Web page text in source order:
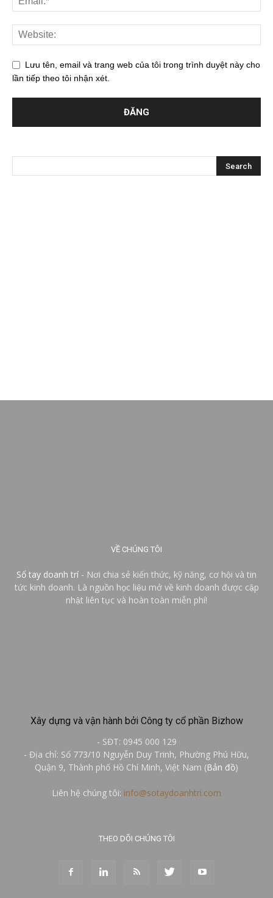
Lưu tên, email và trang web của tôi trong trình duyệt này cho
lần tiếp theo tôi nhận xét.
VỀ CHÚNG TÔI
Sổ tay doanh trí - Nơi chia sẻ kiến thức, kỹ năng, cơ hội và tin
tức kinh doanh. Là nguồn học liệu mở về kinh doanh được cập
nhật liên tục và hoàn toàn miễn phí!
Xây dựng và vận hành bởi Công ty cổ phần Bizhow
- SĐT: 0945 000 129
- Địa chỉ: Số 773/10 Nguyễn Duy Trinh, Phường Phú Hữu,
Quận 9, Thành phố Hồ Chí Minh, Việt Nam (Bản đồ)
Liên hệ chúng tôi: info@sotaydoanhtri.com
THEO DÕI CHÚNG TÔI